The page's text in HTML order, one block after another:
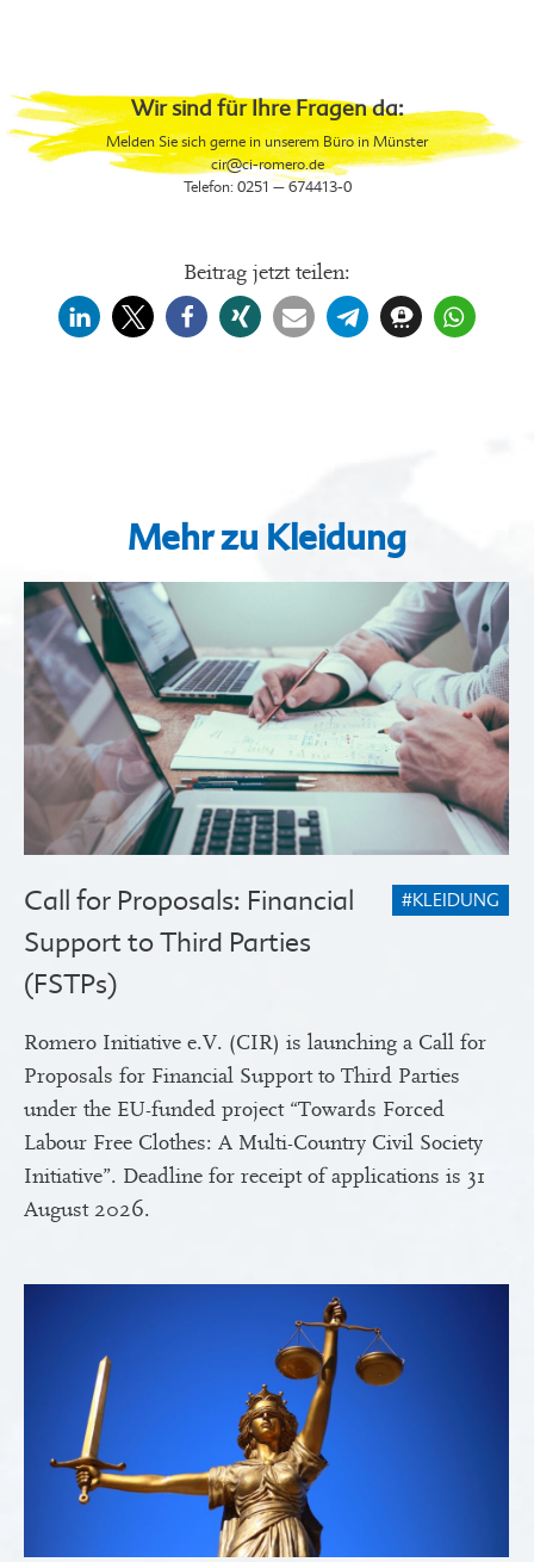
Wir sind für Ihre Fragen da:
Melden Sie sich gerne in unserem Büro in Münster
cir@ci-romero.de
Telefon: 0251 – 674413-0
Beitrag jetzt teilen:
Mehr zu Kleidung
#KLEIDUNG
Call for Proposals: Financial
Support to Third Parties
(FSTPs)
Romero Initiative e.V. (CIR) is launching a Call for
Proposals for Financial Support to Third Parties
under the EU-funded project “Towards Forced
Labour Free Clothes: A Multi-Country Civil Society
Initiative”. Deadline for receipt of applications is 31
August 2026.